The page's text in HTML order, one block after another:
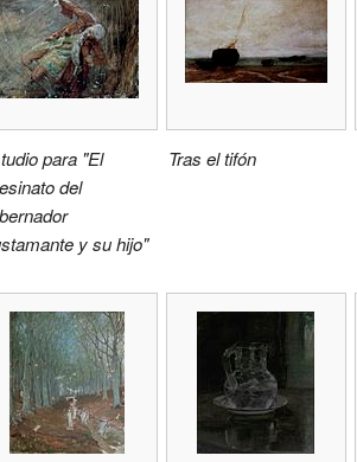
para "El
del
y su hijo"
Tras el tifón